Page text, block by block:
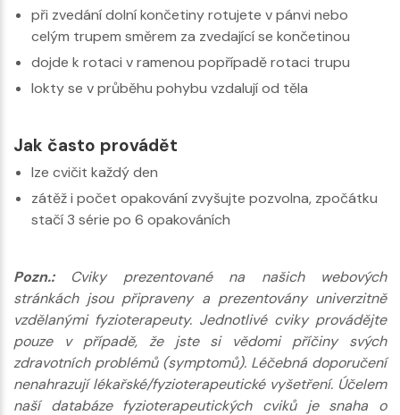
při zvedání dolní končetiny rotujete v pánvi nebo
celým trupem směrem za zvedající se končetinou
dojde k rotaci v ramenou popřípadě rotaci trupu
lokty se v průběhu pohybu vzdalují od těla
Jak často provádět
lze cvičit každý den
zátěž i počet opakování zvyšujte pozvolna, zpočátku
stačí 3 série po 6 opakováních
Pozn.: Cviky prezentované na našich webových
stránkách jsou připraveny a prezentovány univerzitně
vzdělanými fyzioterapeuty. Jednotlivé cviky provádějte
pouze v případě, že jste si vědomi příčiny svých
zdravotních problémů (symptomů). Léčebná doporučení
nenahrazují lékařské/fyzioterapeutické vyšetření. Účelem
naší databáze fyzioterapeutických cviků je snaha o